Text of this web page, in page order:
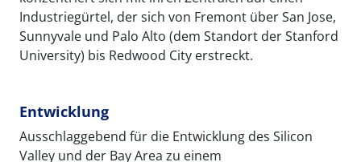
Industriegürtel, der sich von Fremont über San Jose,
Sunnyvale und Palo Alto (dem Standort der Stanford
University) bis Redwood City erstreckt.
Entwicklung
Ausschlaggebend für die Entwicklung des Silicon
Valley und der Bay Area zu einem